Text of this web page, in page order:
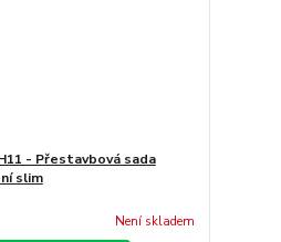
- Přestavbová sada
slim
Není skladem